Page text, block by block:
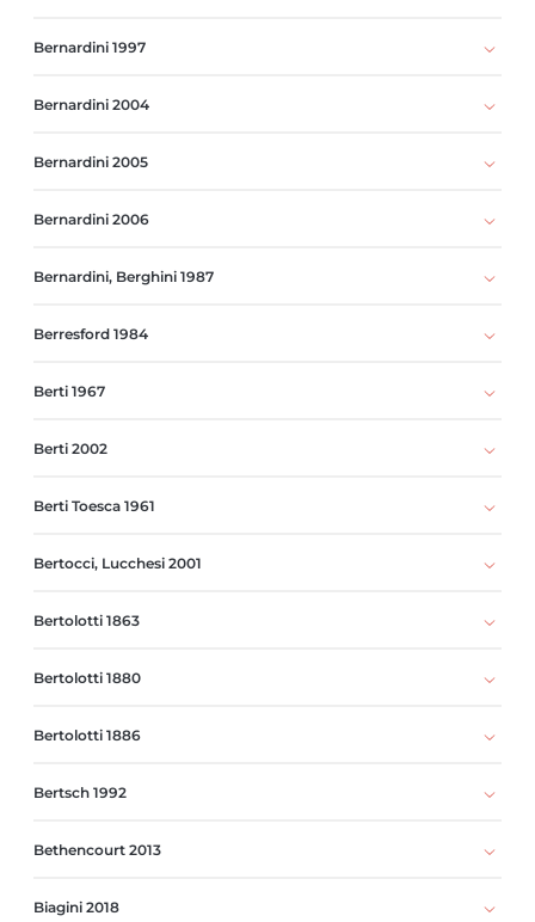
Bernardini 1997
Bernardini 2004
Bernardini 2005
Bernardini 2006
Bernardini, Berghini 1987
Berresford 1984
Berti 1967
Berti 2002
Berti Toesca 1961
Bertocci, Lucchesi 2001
Bertolotti 1863
Bertolotti 1880
Bertolotti 1886
Bertsch 1992
Bethencourt 2013
Biagini 2018